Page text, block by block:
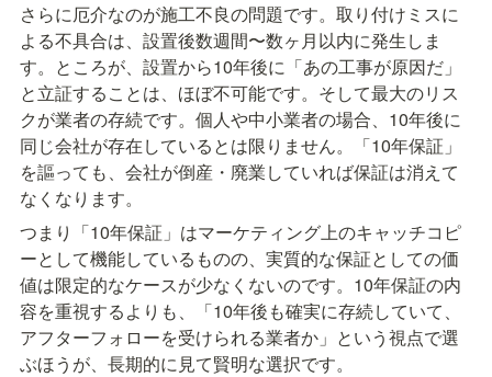
さらに厄介なのが施工不良の問題です。取り付けミスに
よる不具合は、設置後数週間〜数ヶ月以内に発生しま
す。ところが、設置から10年後に「あの工事が原因だ」
と立証することは、ほぼ不可能です。そして最大のリス
クが業者の存続です。個人や中小業者の場合、10年後に
同じ会社が存在しているとは限りません。「10年保証」
を謳っても、会社が倒産・廃業していれば保証は消えて
なくなります。
つまり「10年保証」はマーケティング上のキャッチコピ
ーとして機能しているものの、実質的な保証としての価
値は限定的なケースが少なくないのです。10年保証の内
容を重視するよりも、「10年後も確実に存続していて、
アフターフォローを受けられる業者か」という視点で選
ぶほうが、長期的に見て賢明な選択です。